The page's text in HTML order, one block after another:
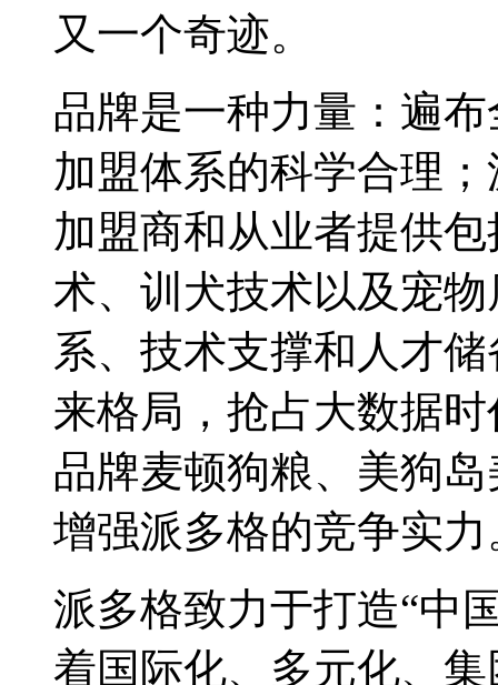
又一个奇迹。
品牌是一种力量：遍
加盟体系的科学合理
加盟商和从业者提供
术、训犬技术以及宠
系、技术支撑和人才
来格局，抢占大数据
品牌麦顿狗粮、美狗
增强派多格的竞争实力
派多格致力于打造“中
着国际化、多元化、